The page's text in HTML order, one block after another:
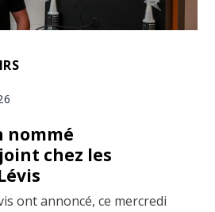
nommé
chez les
ont annoncé, ce mercredi